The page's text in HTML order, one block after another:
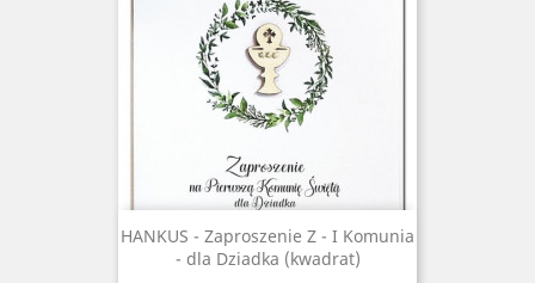
HANKUS - Zaproszenie Z - I Komunia
- dla Dziadka (kwadrat)